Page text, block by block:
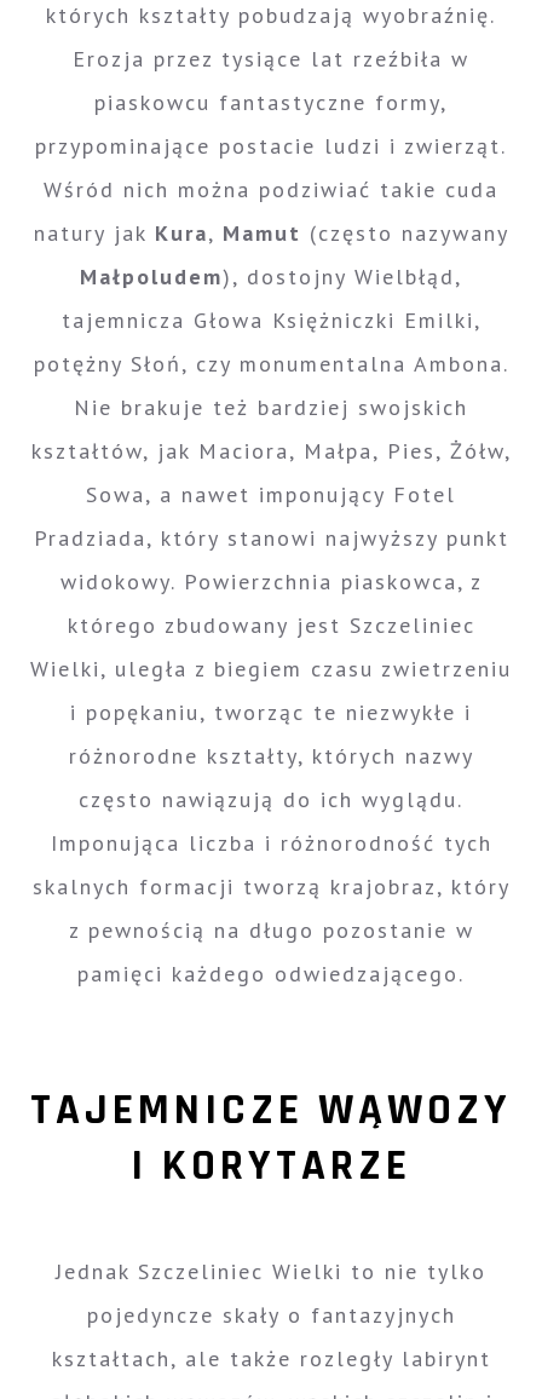
których kształty pobudzają wyobraźnię.
Erozja przez tysiące lat rzeźbiła w
piaskowcu fantastyczne formy,
przypominające postacie ludzi i zwierząt.
Wśród nich można podziwiać takie cuda
natury jak Kura, Mamut (często nazywany
Małpoludem), dostojny Wielbłąd,
tajemnicza Głowa Księżniczki Emilki,
potężny Słoń, czy monumentalna Ambona.
Nie brakuje też bardziej swojskich
kształtów, jak Maciora, Małpa, Pies, Żółw,
Sowa, a nawet imponujący Fotel
Pradziada, który stanowi najwyższy punkt
widokowy. Powierzchnia piaskowca, z
którego zbudowany jest Szczeliniec
Wielki, uległa z biegiem czasu zwietrzeniu
i popękaniu, tworząc te niezwykłe i
różnorodne kształty, których nazwy
często nawiązują do ich wyglądu.
Imponująca liczba i różnorodność tych
skalnych formacji tworzą krajobraz, który
z pewnością na długo pozostanie w
pamięci każdego odwiedzającego.
TAJEMNICZE WĄWOZY
I KORYTARZE
Jednak Szczeliniec Wielki to nie tylko
pojedyncze skały o fantazyjnych
kształtach, ale także rozległy labirynt